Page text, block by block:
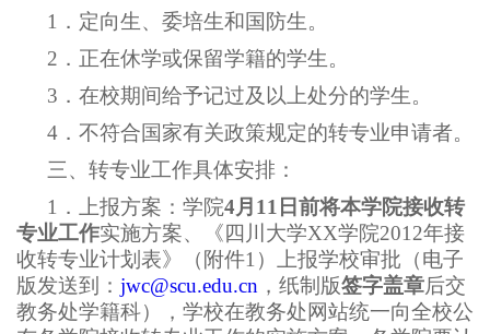
1 ．定向生、委培生和国防生。
2 ．正在休学或保留学籍的学生。
3 ．在校期间给予记过及以上处分的学生。
4 ．不符合国家有关政策规定的转专业申请者。
三、转专业工作具体安排：
1 ．上报方案：学院4月11日前将本学院接收转
专业工作实施方案、《四川大学XX学院2012年接
收转专业计划表》（附件1）上报学校审批（电子
版发送到： jwc@scu.edu.cn ，纸制版签字盖章后交
教务处学籍科），学校在教务处网站统一向全校公